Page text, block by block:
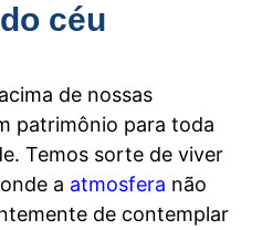
céu
acima de nossas
patrimônio para toda
Temos sorte de viver
a atmosfera não
de contemplar